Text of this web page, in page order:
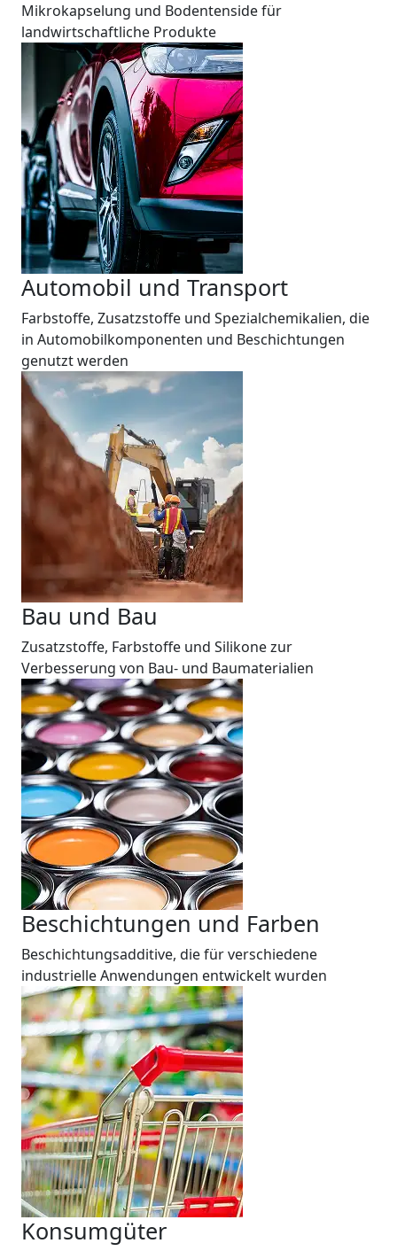
Mikrokapselung und Bodentenside für
landwirtschaftliche Produkte
Automobil und Transport
Farbstoffe, Zusatzstoffe und Spezialchemikalien, die
in Automobilkomponenten und Beschichtungen
genutzt werden
Bau und Bau
Zusatzstoffe, Farbstoffe und Silikone zur
Verbesserung von Bau- und Baumaterialien
Beschichtungen und Farben
Beschichtungsadditive, die für verschiedene
industrielle Anwendungen entwickelt wurden
Konsumgüter